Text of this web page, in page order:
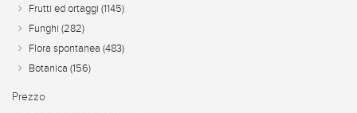
Frutti ed ortaggi (1145)
Funghi (282)
Flora spontanea (483)
Botanica (156)
Prezzo